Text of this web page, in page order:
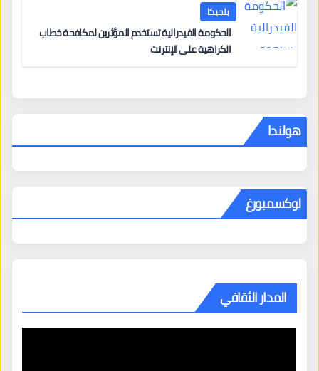
بلجيكا
الحكومة الفيدرالية تستخدم المؤثرين لمكافحة خطاب
الكراهية على الإنترنت
هولندا
لوكسمبورغ
المدار الثقافي